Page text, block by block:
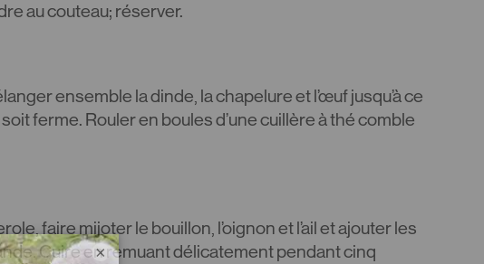
au couteau; réserver.
ensemble la dinde, la chapelure et l’œuf jusqu’à ce
ferme. Rouler en boules d’une cuillère à thé comble
faire mijoter le bouillon, l’oignon et l’ail et ajouter les
Cuire en remuant délicatement pendant cinq
×